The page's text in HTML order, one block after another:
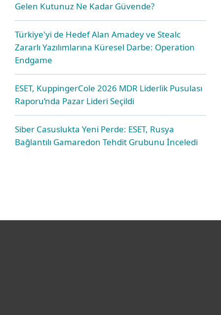
Gelen Kutunuz Ne Kadar Güvende?
Türkiye'yi de Hedef Alan Amadey ve Stealc
Zararlı Yazılımlarına Küresel Darbe: Operation
Endgame
ESET, KuppingerCole 2026 MDR Liderlik Pusulası
Raporu’nda Pazar Lideri Seçildi
Siber Casuslukta Yeni Perde: ESET, Rusya
Bağlantılı Gamaredon Tehdit Grubunu İnceledi